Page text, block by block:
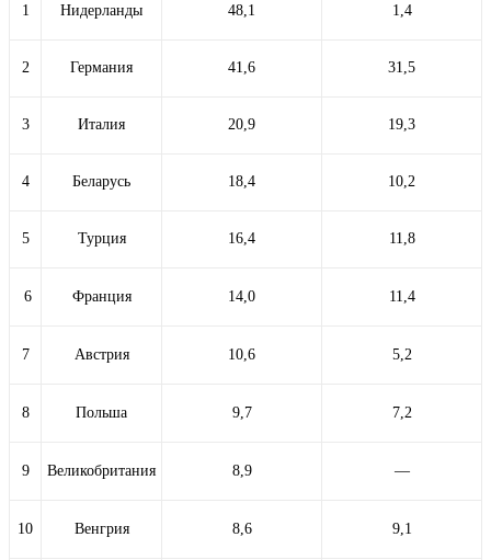
1 Нидерланды 48,1 1,4
2 Германия 41,6 31,5
3 Италия 20,9 19,3
4 Беларусь 18,4 10,2
5 Турция 16,4 11,8
6 Франция 14,0 11,4
7 Австрия 10,6 5,2
8 Польша 9,7 7,2
9 Великобритания 8,9 —
10 Венгрия 8,6 9,1